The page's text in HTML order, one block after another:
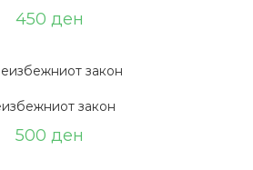
450 ден
закон
500 ден